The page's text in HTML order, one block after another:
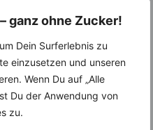
ganz ohne Zucker!
Dein Surferlebnis zu
einzusetzen und unseren
Wenn Du auf „Alle
Du der Anwendung von
zu.